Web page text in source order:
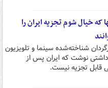
خیال شوم تجزیه ایران را
شناخته‌شده سینما و تلویزیون
نوشت که ایران پس از
قابل تجزیه نیست.